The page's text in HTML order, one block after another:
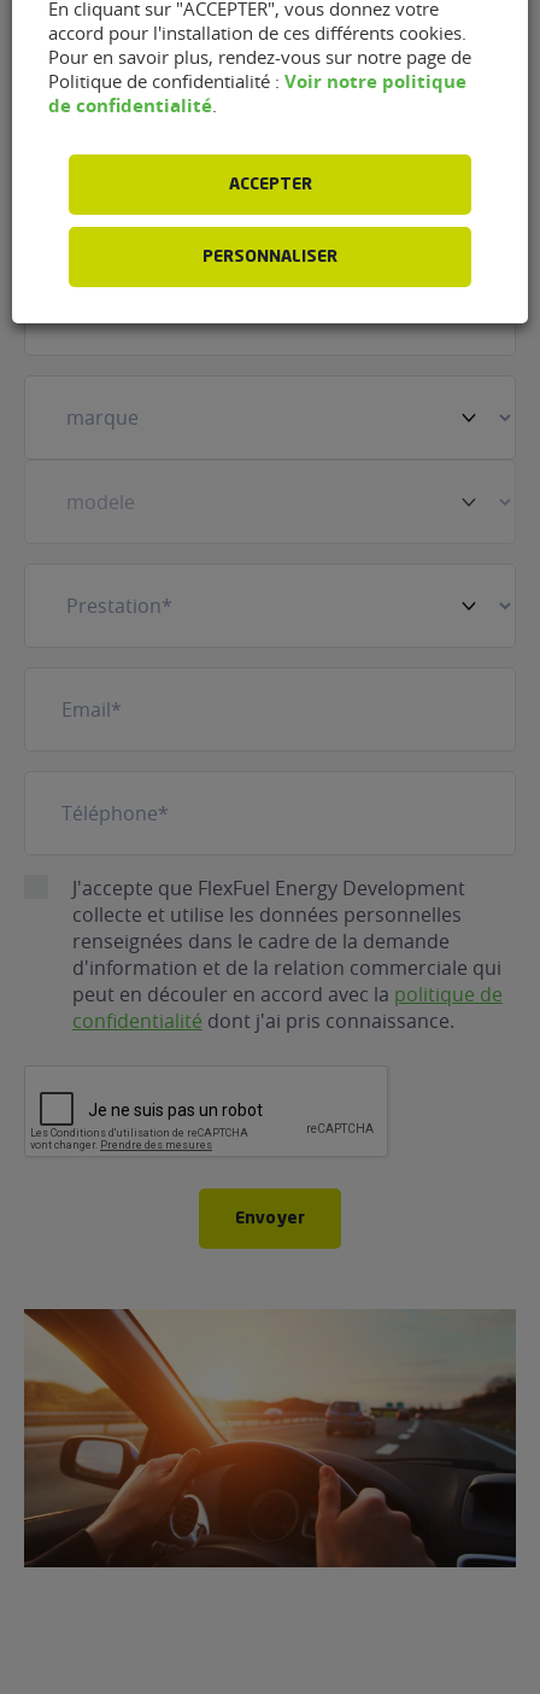
Contacter le garage Pralon
Automobiles de Damparis
(39500)
Prénom(Nécessaire)
véhicule(Nécessaire)
mail(Nécessaire)
RGPDJ'accepte que FlexFuel Energy Development
collecte et utilise les données personnelles
renseignées dans le cadre de la demande
d'information et de la relation commerciale qui
peut en découler en accord avec la politique de
confidentialité dont j'ai pris connaissance.
Envoyer
En cliquant sur "ACCEPTER", vous donnez votre
accord pour l'installation de ces différents cookies.
Pour en savoir plus, rendez-vous sur notre page de
Politique de confidentialité : Voir notre politique
de confidentialité
ACCEPTER
PERSONNALISER